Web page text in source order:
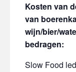
Kosten van
van
wijn/bier/
bedragen:
Slow Food